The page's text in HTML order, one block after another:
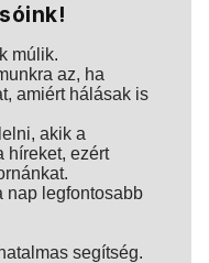
múlik.
az, ha
amiért hálásak is
akik a
híreket, ezért
nap legfontosabb
segítség.